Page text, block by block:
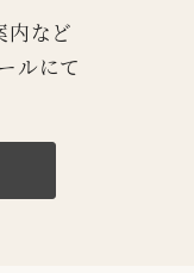
内など
ルにて